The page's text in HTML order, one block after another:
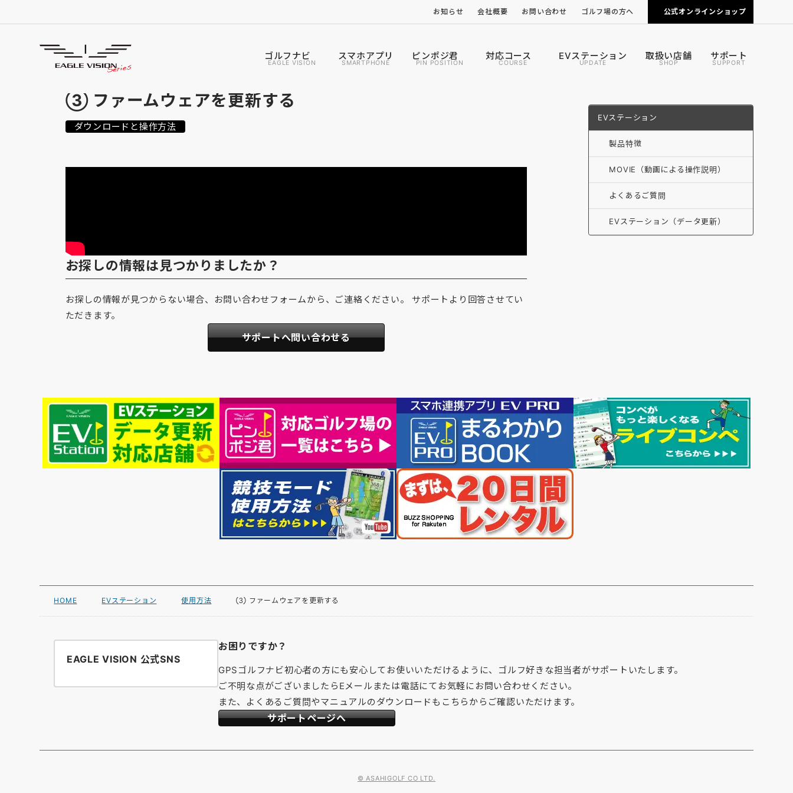
お知らせ 会社概要 お問い合わせ ゴルフ場の方へ
カートナビの導入について
公式オンラインショップ
ゴルフナビ
EAGLE VISION
スマホアプリ
SMARTPHONE
ピンポジ君
PIN POSITION
対応コース
COURSE
EVステーション
UPDATE
取扱い店舗
SHOP
サポート
SUPPORT
使用方法
HOW TO USE
③ ファームウェアを更新する
ダウンロードと操作方法
お探しの情報は見つかりましたか？
お探しの情報が見つからない場合、お問い合わせフォームから、ご連絡ください。 サポートより回答させてい
ただきます。
サポートへ問い合わせる
EVステーション
製品特徴
MOVIE（動画による操作説明）
よくあるご質問
EVステーション（データ更新）
HOME EVステーション 使用方法 ③ ファームウェアを更新する
EAGLE VISION 公式SNS
お困りですか？
GPSゴルフナビ初心者の方にも安心してお使いいただけるように、ゴルフ好きな担当者がサポートいたします。
ご不明な点がございましたらEメールまたは電話にてお気軽にお問い合わせください。
また、よくあるご質問やマニュアルのダウンロードもこちらからご確認いただけます。
サポートページへ
© ASAHIGOLF CO LTD.